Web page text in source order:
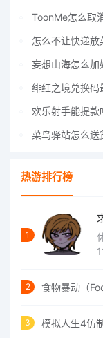
怎么不让快递放
妄想山海怎么加
绯红之境兑换
欢乐射手能提款
菜鸟驿站怎么送
热游排行榜
1
2 食物暴动（
3 模拟人生4仿